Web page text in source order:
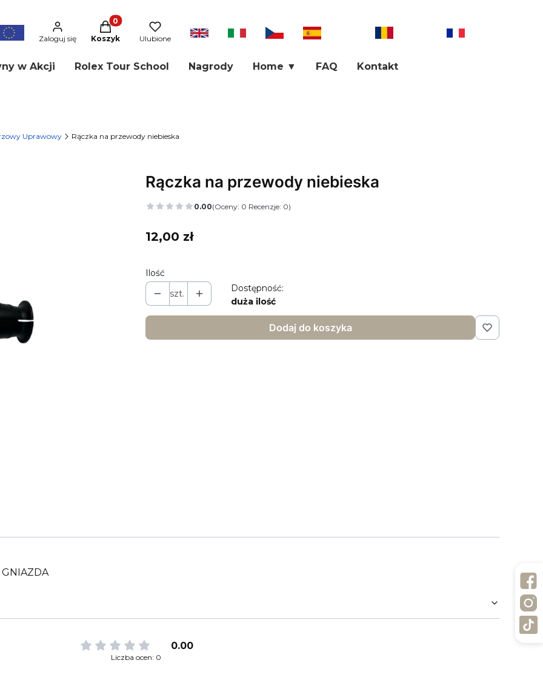
Zaloguj się
Produkty w koszyku: 0. Zobacz szczegóły
Koszyk Ulubione
w Akcji Rolex Tour School Nagrody Home ▼ FAQ Kontakt
Uprawowy Rączka na przewody niebieska
Rączka na przewody niebieska
0.00(Oceny: 0 Recenzje: 0)
Cena
12,00 zł
Ilość
szt.
Dostępność:
duża ilość
Dodaj do koszyka
0.00
Liczba ocen: 0